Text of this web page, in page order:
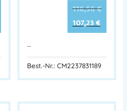
116,56€
107,23€
…
Best.-Nr.: CM2237831189